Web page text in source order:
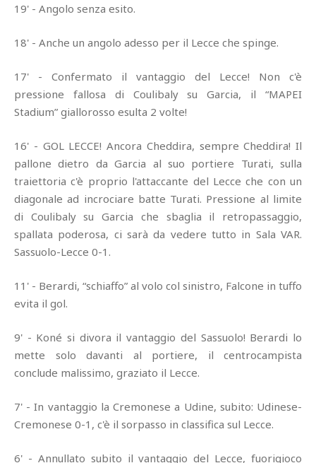
19' - Angolo senza esito.
18' - Anche un angolo adesso per il Lecce che spinge.
17' - Confermato il vantaggio del Lecce! Non c'è
pressione fallosa di Coulibaly su Garcia, il “MAPEI
Stadium” giallorosso esulta 2 volte!
16' - GOL LECCE! Ancora Cheddira, sempre Cheddira! Il
pallone dietro da Garcia al suo portiere Turati, sulla
traiettoria c'è proprio l'attaccante del Lecce che con un
diagonale ad incrociare batte Turati. Pressione al limite
di Coulibaly su Garcia che sbaglia il retropassaggio,
spallata poderosa, ci sarà da vedere tutto in Sala VAR.
Sassuolo-Lecce 0-1.
11' - Berardi, “schiaffo” al volo col sinistro, Falcone in tuffo
evita il gol.
9' - Koné si divora il vantaggio del Sassuolo! Berardi lo
mette solo davanti al portiere, il centrocampista
conclude malissimo, graziato il Lecce.
7' - In vantaggio la Cremonese a Udine, subito: Udinese-
Cremonese 0-1, c'è il sorpasso in classifica sul Lecce.
6' - Annullato subito il vantaggio del Lecce, fuorigioco